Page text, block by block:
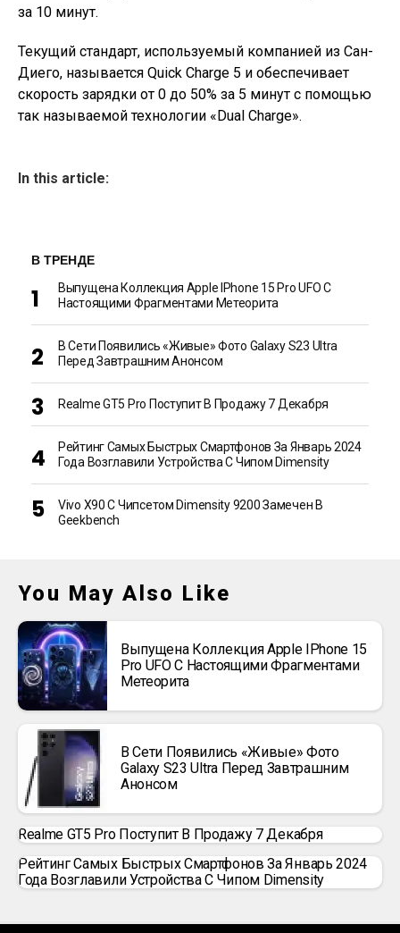
за 10 минут.
Текущий стандарт, используемый компанией из Сан-
Диего, называется Quick Charge 5 и обеспечивает
скорость зарядки от 0 до 50% за 5 минут с помощью
так называемой технологии «Dual Charge».
In this article:
В ТРЕНДЕ
Выпущена Коллекция Apple IPhone 15 Pro UFO С
Настоящими Фрагментами Метеорита
В Сети Появились «живые» Фото Galaxy S23 Ultra
Перед Завтрашним Анонсом
Realme GT5 Pro Поступит В Продажу 7 Декабря
Рейтинг Самых Быстрых Смартфонов За Январь 2024
Года Возглавили Устройства С Чипом Dimensity
Vivo X90 С Чипсетом Dimensity 9200 Замечен В
Geekbench
You May Also Like
Выпущена Коллекция Apple IPhone 15
Pro UFO С Настоящими Фрагментами
Метеорита
В Сети Появились «живые» Фото
Galaxy S23 Ultra Перед Завтрашним
Анонсом
Realme GT5 Pro Поступит В Продажу 7 Декабря
Рейтинг Самых Быстрых Смартфонов За Январь 2024
Года Возглавили Устройства С Чипом Dimensity